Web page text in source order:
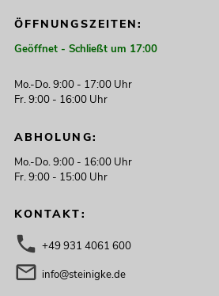
ÖFFNUNGSZEITEN:
Geöffnet - Schließt um 17:00
Mo.-Do. 9:00 - 17:00 Uhr
Fr. 9:00 - 16:00 Uhr
ABHOLUNG:
Mo.-Do. 9:00 - 16:00 Uhr
Fr. 9:00 - 15:00 Uhr
KONTAKT:
+49 931 4061 600
info@steinigke.de